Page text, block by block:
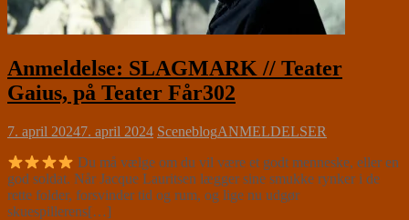
Anmeldelse: SLAGMARK // Teater
Gaius, på Teater Får302
7. april 20247. april 2024 SceneblogANMELDELSER
Du må vælge om du vil være et godt menneske, eller en
god soldat. Når Jacque Lauritsen lægger sine smukke rynker i de
rette folder, forsvinder tid og rum, og lige nu udgør
skuespillerens[…]